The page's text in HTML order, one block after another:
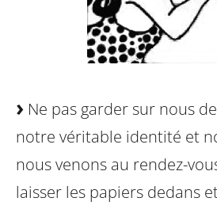
Ne pas garder sur nous
notre véritable identité et
nous venons au rendez-
laisser les papiers dedans